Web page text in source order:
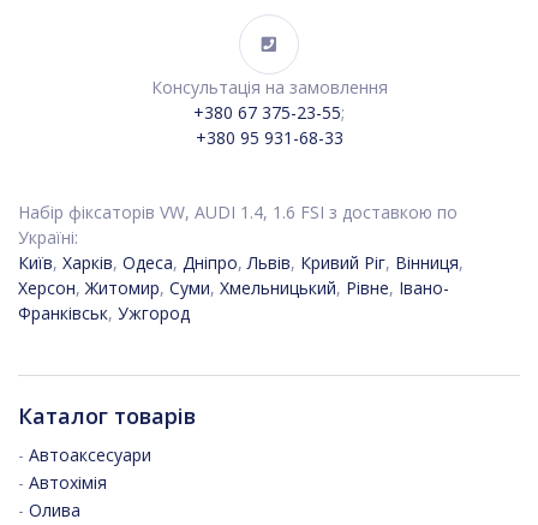
Консультація на замовлення
+380 67 375-23-55;
+380 95 931-68-33
Набір фіксаторів VW, AUDI 1.4, 1.6 FSI з доставкою по
Україні:
Київ, Харків, Одеса, Дніпро,Львів, Кривий Ріг, Вінниця,
Херсон,Житомир, Суми, Хмельницький, Рівне, Івано-
Франківськ, Ужгород
Каталог товарів
- Автоаксесуари
- Автохімія
- Олива